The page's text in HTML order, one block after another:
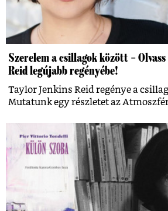
Szerelem a csillagok között –
Reid legújabb regényébe!
Taylor Jenkins Reid regénye a
Mutatunk egy részletet az